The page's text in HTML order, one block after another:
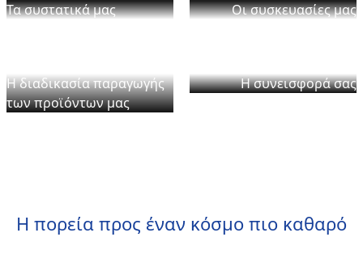
Τα συστατικά μας Οι συσκευασίες μας
Η διαδικασία παραγωγής
των προϊόντων μας
Η συνεισφορά σας
Η πορεία προς έναν κόσμο πιο καθαρό